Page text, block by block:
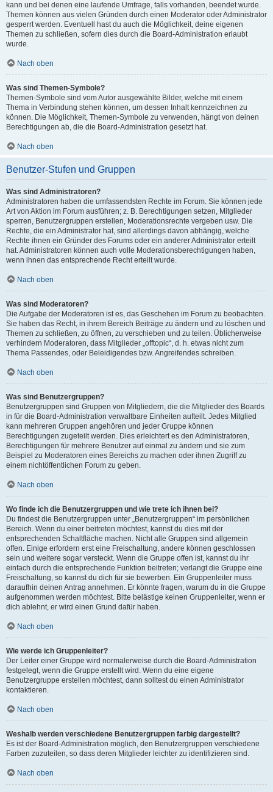
kann und bei denen eine laufende Umfrage, falls vorhanden, beendet wurde.
Themen können aus vielen Gründen durch einen Moderator oder Administrator
gesperrt werden. Eventuell hast du auch die Möglichkeit, deine eigenen
Themen zu schließen, sofern dies durch die Board-Administration erlaubt
wurde.
Nach oben
Was sind Themen-Symbole?
Themen-Symbole sind vom Autor ausgewählte Bilder, welche mit einem
Thema in Verbindung stehen können, um dessen Inhalt kennzeichnen zu
können. Die Möglichkeit, Themen-Symbole zu verwenden, hängt von deinen
Berechtigungen ab, die die Board-Administration gesetzt hat.
Nach oben
Benutzer-Stufen und Gruppen
Was sind Administratoren?
Administratoren haben die umfassendsten Rechte im Forum. Sie können jede
Art von Aktion im Forum ausführen; z. B. Berechtigungen setzen, Mitglieder
sperren, Benutzergruppen erstellen, Moderationsrechte vergeben usw. Die
Rechte, die ein Administrator hat, sind allerdings davon abhängig, welche
Rechte ihnen ein Gründer des Forums oder ein anderer Administrator erteilt
hat. Administratoren können auch volle Moderationsberechtigungen haben,
wenn ihnen das entsprechende Recht erteilt wurde.
Nach oben
Was sind Moderatoren?
Die Aufgabe der Moderatoren ist es, das Geschehen im Forum zu beobachten.
Sie haben das Recht, in ihrem Bereich Beiträge zu ändern und zu löschen und
Themen zu schließen, zu öffnen, zu verschieben und zu teilen. Üblicherweise
verhindern Moderatoren, dass Mitglieder „offtopic“, d. h. etwas nicht zum
Thema Passendes, oder Beleidigendes bzw. Angreifendes schreiben.
Nach oben
Was sind Benutzergruppen?
Benutzergruppen sind Gruppen von Mitgliedern, die die Mitglieder des Boards
in für die Board-Administration verwaltbare Einheiten aufteilt. Jedes Mitglied
kann mehreren Gruppen angehören und jeder Gruppe können
Berechtigungen zugeteilt werden. Dies erleichtert es den Administratoren,
Berechtigungen für mehrere Benutzer auf einmal zu ändern und sie zum
Beispiel zu Moderatoren eines Bereichs zu machen oder ihnen Zugriff zu
einem nichtöffentlichen Forum zu geben.
Nach oben
Wo finde ich die Benutzergruppen und wie trete ich ihnen bei?
Du findest die Benutzergruppen unter „Benutzergruppen“ im persönlichen
Bereich. Wenn du einer beitreten möchtest, kannst du dies mit der
entsprechenden Schaltfläche machen. Nicht alle Gruppen sind allgemein
offen. Einige erfordern erst eine Freischaltung, andere können geschlossen
sein und weitere sogar versteckt. Wenn die Gruppe offen ist, kannst du ihr
einfach durch die entsprechende Funktion beitreten; verlangt die Gruppe eine
Freischaltung, so kannst du dich für sie bewerben. Ein Gruppenleiter muss
daraufhin deinen Antrag annehmen. Er könnte fragen, warum du in die Gruppe
aufgenommen werden möchtest. Bitte belästige keinen Gruppenleiter, wenn er
dich ablehnt, er wird einen Grund dafür haben.
Nach oben
Wie werde ich Gruppenleiter?
Der Leiter einer Gruppe wird normalerweise durch die Board-Administration
festgelegt, wenn die Gruppe erstellt wird. Wenn du eine eigene
Benutzergruppe erstellen möchtest, dann solltest du einen Administrator
kontaktieren.
Nach oben
Weshalb werden verschiedene Benutzergruppen farbig dargestellt?
Es ist der Board-Administration möglich, den Benutzergruppen verschiedene
Farben zuzuteilen, so dass deren Mitglieder leichter zu identifizieren sind.
Nach oben